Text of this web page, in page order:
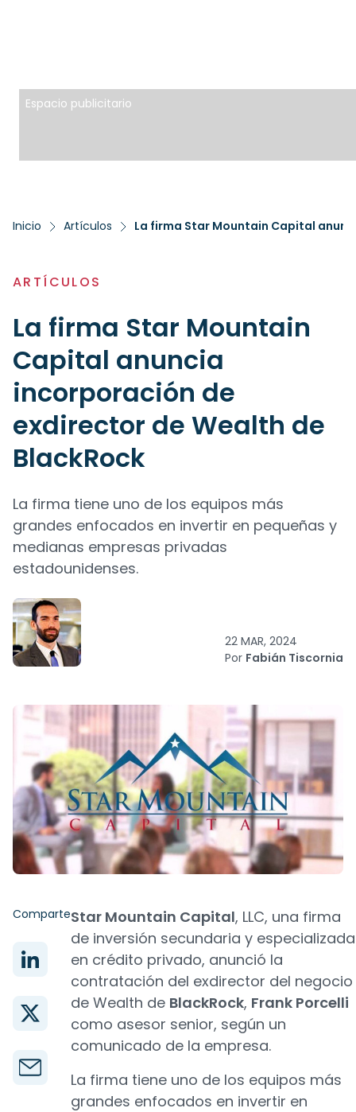
Espacio publicitario
Inicio Artículos La firma Star Mountain Capital
ARTÍCULOS
La firma Star Mountain
Capital anuncia
incorporación de
exdirector de Wealth de
BlackRock
La firma tiene uno de los equipos más
grandes enfocados en invertir en pequeñas y
medianas empresas privadas
estadounidenses.
22 MAR, 2024
Por Fabián Tiscornia
ComparteStar Mountain Capital, LLC, una firma
de inversión secundaria y especializada
en crédito privado, anunció la
contratación del exdirector del negocio
de Wealth de BlackRock, Frank Porcelli
como asesor senior, según un
comunicado de la empresa.
La firma tiene uno de los equipos más
grandes enfocados en invertir en